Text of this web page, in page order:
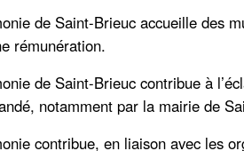
de Saint-Brieuc accueille
rémunération.
de Saint-Brieuc contribue à
notamment par la mairie de
contribue, en liaison avec les